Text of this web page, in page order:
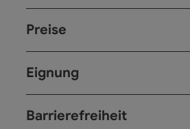
Preise
Eignung
Barrierefreiheit